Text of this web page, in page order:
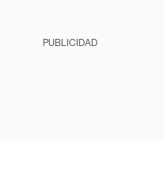
PUBLICIDAD